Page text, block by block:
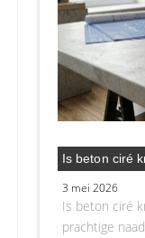
Is beton ciré
3 mei 2026
Is beton ciré
prachtige